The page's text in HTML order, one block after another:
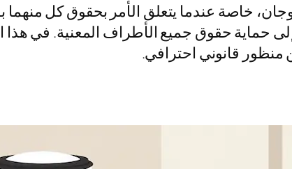
خاصة عندما يتعلق الأمر بحقوق كل منهما
إلى حماية حقوق جميع الأطراف المعنية. في
منظور قانوني احترافي.